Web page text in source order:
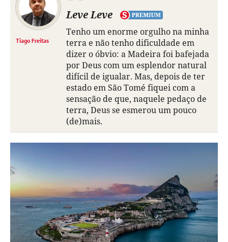
Tiago Freitas
Leve Leve
Tenho um enorme orgulho na minha
terra e não tenho dificuldade em
dizer o óbvio: a Madeira foi bafejada
por Deus com um esplendor natural
difícil de igualar. Mas, depois de ter
estado em São Tomé fiquei com a
sensação de que, naquele pedaço de
terra, Deus se esmerou um pouco
(de)mais.